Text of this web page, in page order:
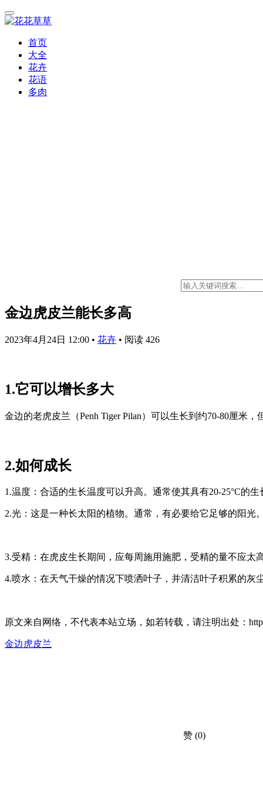
首页
大全
花卉
花语
多肉
金边虎皮兰能长多高
2023年4月24日 12:00 • 花卉 • 阅读 426
1.它可以增长多大
金边的老虎皮兰（Penh Tiger Pilan）可以生长到约70-80厘米
2.如何成长
1.温度：合适的生长温度可以升高。通常使其具有20-25°C的
2.光：这是一种长太阳的植物。通常，有必要给它足够的阳光
3.受精：在虎皮生长期间，应每周施用施肥，受精的量不应太
4.喷水：在天气干燥的情况下喷洒叶子，并清洁叶子积累的灰
原文来自网络，不代表本站立场，如若转载，请注明出处：
金边虎皮兰
赞 (0)